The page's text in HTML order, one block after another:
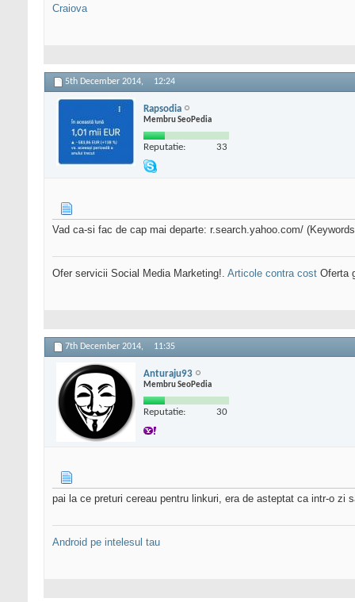
Craiova
5th December 2014, 12:24
Rapsodia
Membru SeoPedia
Reputatie: 33
Vad ca-si fac de cap mai departe: r.search.yahoo.com/
Ofer servicii Social Media Marketing!. Articole contra cost Oferta
7th December 2014, 11:35
Anturaju93
Membru SeoPedia
Reputatie: 30
pai la ce preturi cereau pentru linkuri, era de asteptat ca intr-o zi
Android pe intelesul tau